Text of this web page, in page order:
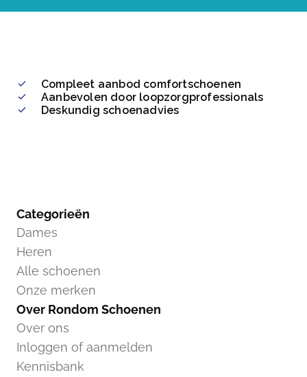
Compleet aanbod comfortschoenen
Aanbevolen door loopzorgprofessionals
Deskundig schoenadvies
Categorieën
Dames
Heren
Alle schoenen
Onze merken
Over Rondom Schoenen
Over ons
Inloggen of aanmelden
Kennisbank